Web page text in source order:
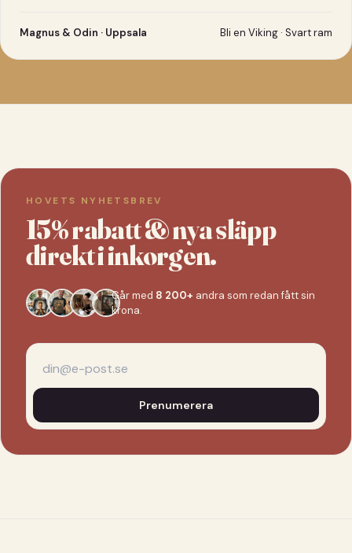
Magnus & Odin · Uppsala Bli en Viking · Svart ram
HOVETS NYHETSBREV
15% rabatt & nya släpp
direkt i inkorgen.
Går med 8 200+ andra som redan fått sin
krona.
Prenumerera